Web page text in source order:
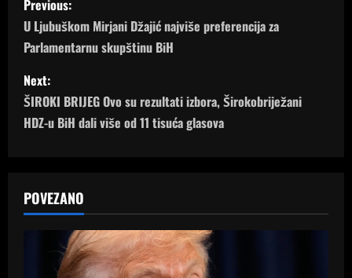
o
s
t
n
v
Previous:
U Ljubuškom Mirjani Džajić najviše preferencija za
Parlamentarnu skupštinu BiH
Next:
ŠIROKI BRIJEG Ovo su rezultati izbora, Širokobriježani
HDZ-u BiH dali više od 11 tisuća glasova
POVEZANO